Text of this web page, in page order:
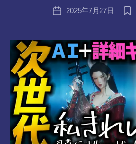
投
稿
a
8-
vr
投
2025年7月27日